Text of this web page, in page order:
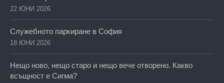
22 ЮНИ 2026
Служебното паркиране в София
18 ЮНИ 2026
Нещо ново, нещо старо и нещо вече отворено. Какво
всъщност е Сигма?